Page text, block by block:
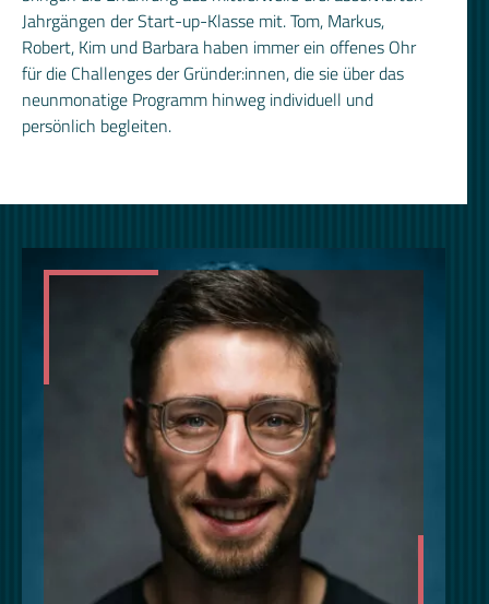
Jahrgängen der Start-up-Klasse mit. Tom, Markus,
Robert, Kim und Barbara haben immer ein offenes Ohr
für die Challenges der Gründer:innen, die sie über das
neunmonatige Programm hinweg individuell und
persönlich begleiten.